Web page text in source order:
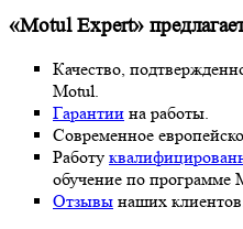
«Motul Expert»
Качество,
Motul.
Гарантии на работы.
Современное
Работу
обучение по программе
Отзывы наших